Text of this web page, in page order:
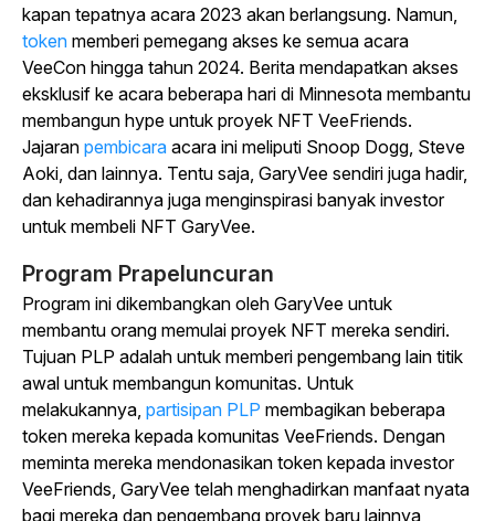
kapan tepatnya acara 2023 akan berlangsung. Namun,
token memberi pemegang akses ke semua acara
VeeCon hingga tahun 2024. Berita mendapatkan akses
eksklusif ke acara beberapa hari di Minnesota membantu
membangun hype untuk proyek NFT VeeFriends.
Jajaran pembicara acara ini meliputi Snoop Dogg, Steve
Aoki, dan lainnya. Tentu saja, GaryVee sendiri juga hadir,
dan kehadirannya juga menginspirasi banyak investor
untuk membeli NFT GaryVee.
Program Prapeluncuran
Program ini dikembangkan oleh GaryVee untuk
membantu orang memulai proyek NFT mereka sendiri.
Tujuan PLP adalah untuk memberi pengembang lain titik
awal untuk membangun komunitas. Untuk
melakukannya, partisipan PLP membagikan beberapa
token mereka kepada komunitas VeeFriends. Dengan
meminta mereka mendonasikan token kepada investor
VeeFriends, GaryVee telah menghadirkan manfaat nyata
bagi mereka dan pengembang proyek baru lainnya